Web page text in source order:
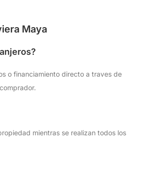
Maya
o financiamiento directo a traves de
mientras se realizan todos los